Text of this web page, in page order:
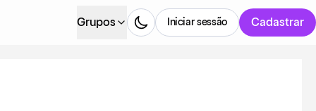
Grupos Cadastrar
Iniciar sessão